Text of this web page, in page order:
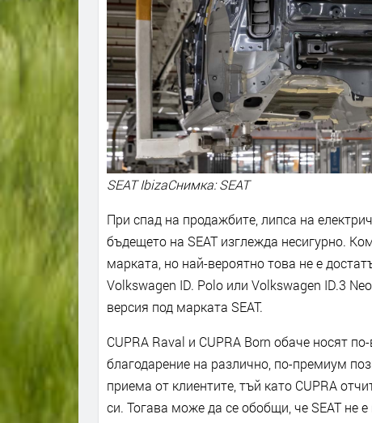
SEAT IbizaСнимка: SEAT
При спад на продажбите, липса на
бъдещето на SEAT изглежда несигурно.
марката, но най-вероятно това не е
Volkswagen ID. Polo или Volkswagen ID.3
версия под марката SEAT.
CUPRA Raval и CUPRA Born обаче носят
благодарение на различно, по-премиум
приема от клиентите, тъй като CUPRA
си. Тогава може да се обобщи, че SEAT не